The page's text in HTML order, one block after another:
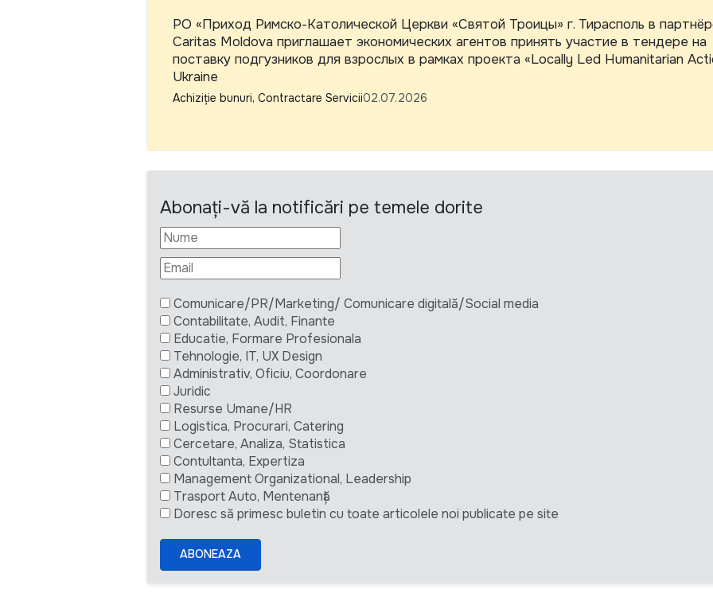
РО «Приход Римско-Католической Церкви «Святой Троицы» г. Тирасполь в
Caritas Moldova приглашает экономических агентов принять участие в тендере на
поставку подгузников для взрослых в рамках проекта «Locally Led Humanitarian
Ukraine
Achiziție bunuri, Contractare Servicii02.07.2026
Abonați-vă la notificări pe temele dorite
Comunicare/PR/Marketing/ Comunicare digitală/Social media
Contabilitate, Audit, Finante
Educatie, Formare Profesionala
Tehnologie, IT, UX Design
Administrativ, Oficiu, Coordonare
Juridic
Resurse Umane/HR
Logistica, Procurari, Catering
Cercetare, Analiza, Statistica
Contultanta, Expertiza
Management Organizational, Leadership
Trasport Auto, Mentenanță
Doresc să primesc buletin cu toate articolele noi publicate pe site
ABONEAZA